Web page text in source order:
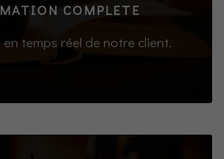
COMPLETE
en temps réel de notre client.